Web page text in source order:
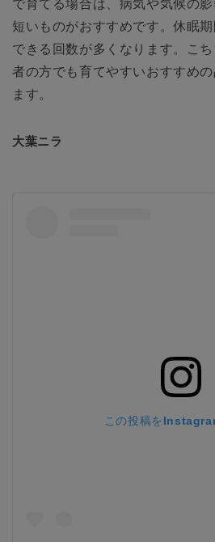
で育てる場合は、病気や気候の
短いものがおすすめです。休眠
できる回数が多くなります。こ
者の方でも育てやすいおすすめ
ます。
大葉ニラ
この投稿を